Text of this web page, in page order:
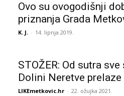
Ovo su ovogodišnji
priznanja Grada
K. J. - 14. lipnja 2019.
STOŽER: Od sutra sve
Dolini Neretve prelaze
LIKEmetkovic.hr - 22. ožujka 2021.